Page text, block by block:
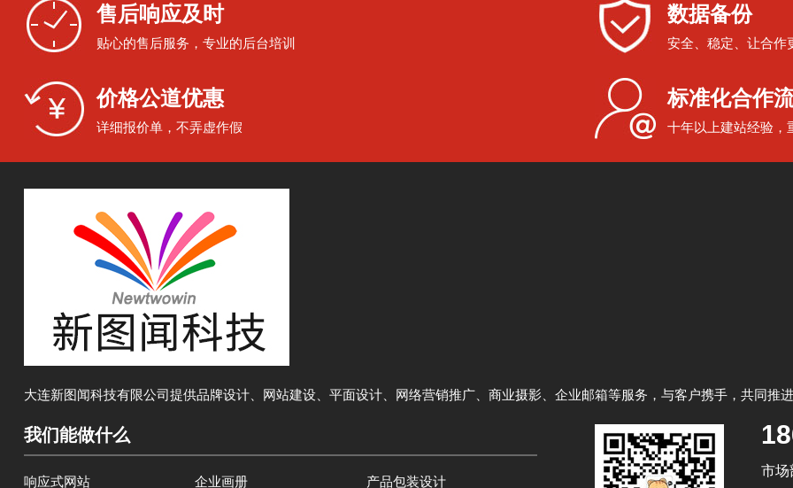
售后响应及时
贴心的售后服务，专业的后台培训
数据备份
安全、稳定、让合作
价格公道优惠
详细报价单，不弄虚作假
标准化合作
十年以上建站经验，
大连新图闻科技有限公司提供品牌设计、网站建设、平面设计、网络营销推广、商业摄影、企业邮箱等服务，与客户携手，共同推
我们能做什么
响应式网站 企业画册 产品包装设计
市场